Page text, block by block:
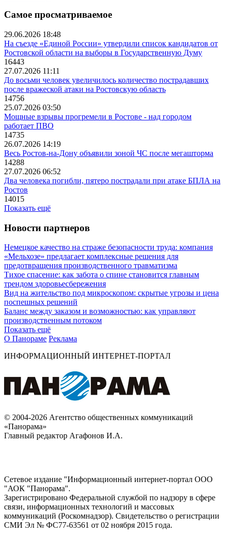
Самое просматриваемое
29.06.2026 18:48
На съезде «Единой России» утвердили список кандидатов от
Ростовской области на выборы в Государственную Думу
16443
27.07.2026 11:11
До восьми человек увеличилось количество пострадавших
после вражеской атаки на Ростовскую область
14756
25.07.2026 03:50
Мощные взрывы прогремели в Ростове - над городом
работает ПВО
14735
26.07.2026 14:19
Весь Ростов-на-Дону объявили зоной ЧС после мегашторма
14288
27.07.2026 06:52
Два человека погибли, пятеро пострадали при атаке БПЛА на
Ростов
14015
Показать ещё
Новости партнеров
Немецкое качество на страже безопасности труда: компания
«Мельхозе» предлагает комплексные решения для
предотвращения производственного травматизма
Тихое спасение: как забота о спине становится главным
трендом здоровьесбережения
Вид на жительство под микроскопом: скрытые угрозы и цена
поспешных решений
Баланс между заказом и возможностью: как управляют
производственным потоком
Показать ещё
О Панораме Реклама
ИНФОРМАЦИОННЫЙ ИНТЕРНЕТ-ПОРТАЛ
© 2004-2026 Агентство общественных коммуникаций
«Панорама»
Главный редактор Агафонов И.А.
Сетевое издание "Информационный интернет-портал ООО
"АОК "Панорама".
Зарегистрировано Федеральной службой по надзору в сфере
связи, информационных технологий и массовых
коммуникаций (Роскомнадзор). Cвидетельство о регистрации
СМИ Эл № ФС77-63561 от 02 ноября 2015 года.